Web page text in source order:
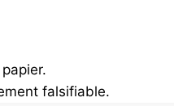
falsifiable.